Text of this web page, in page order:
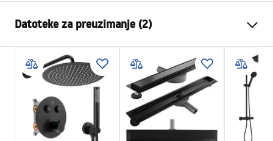
Boja
Black
Tip kabine
Ugao
Boja stakla
Transparent 6mm
Način otvaranja
obostrano zakretni
Montaža
Na tuš kadi ili podu
Visina (mm)
2005mm
Datoteke za preuzimanje (2)
shower manual
shower manual.pdf
Instrukcja montażu
Instrukcja_Hugo_double_PL.pdf